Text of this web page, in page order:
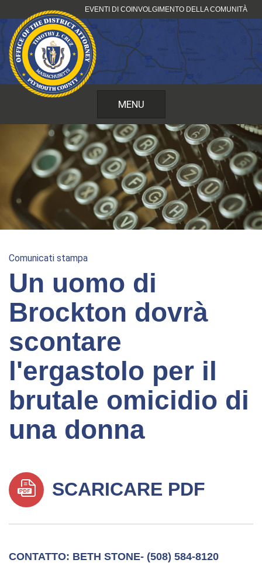
al
contenuto
EVENTI DI COINVOLGIMENTO DELLA COMUNITÀ
MENU
Comunicati stampa
Un uomo di
Brockton dovrà
scontare
l'ergastolo per il
brutale omicidio di
una donna
SCARICARE PDF
CONTATTO: BETH STONE- (508) 584-8120